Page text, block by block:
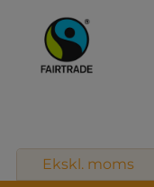
Ekskl. moms